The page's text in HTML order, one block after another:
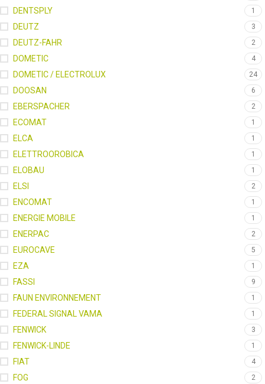
DENTSPLY 1
DEUTZ 3
DEUTZ-FAHR 2
DOMETIC 4
DOMETIC / ELECTROLUX 24
DOOSAN 6
EBERSPACHER 2
ECOMAT 1
ELCA 1
ELETTROOROBICA 1
ELOBAU 1
ELSI 2
ENCOMAT 1
ENERGIE MOBILE 1
ENERPAC 2
EUROCAVE 5
EZA 1
FASSI 9
FAUN ENVIRONNEMENT 1
FEDERAL SIGNAL VAMA 1
FENWICK 3
FENWICK-LINDE 1
FIAT 4
FOG 2